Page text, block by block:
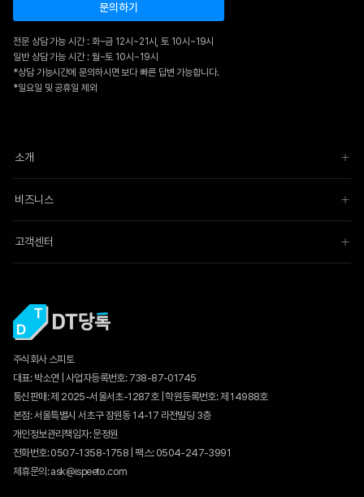
문의하기
전문 상담 가능 시간 : 화~금 12시~21시, 토 10시~19시
일반 상담 가능 시간 : 월~토 10시~19시
*상담 가능시간에 문의하시면 보다 빠른 답변 가능합니다.
*일요일 및 공휴일 제외
소개
비즈니스
고객센터
주식회사 스피토
대표: 박소연 | 사업자등록번호: 738-87-01745
통신판매:제 2025-서울서초-1287호| 학원등록번호: 제 14988호
본점: 서울특별시 서초구 잠원동 14-17 라전빌딩 3층
개인정보관리책임자: 문정원
전화번호: 0507-1358-1758 | 팩스: 0504-247-3991
제휴문의: ask@ispeeto.com